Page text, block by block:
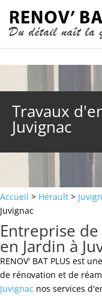
Travaux
Juvignac
Accueil > Hérault >
Juvignac
Entreprise
en Jardin à
RENOV' BAT PLUS est
de rénovation et de
Juvignac nos services